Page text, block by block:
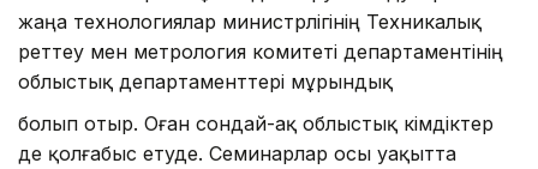
жаңа технологиялар министрлігінің Техникалық
реттеу мен метрология комитеті департаментінің
облыстық департаменттері мұрындық
болып отыр. Оған сондай-ақ облыстық әкімдіктер
де қолғабыс етуде. Семинарлар осы уақытта